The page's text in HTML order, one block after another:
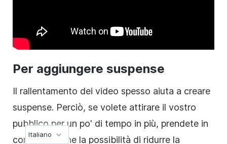
Per aggiungere suspense
Il rallentamento dei video spesso aiuta a creare
suspense. Perciò, se volete attirare il vostro
pubblico per un po' di tempo in più, prendete in
considerazione la possibilità di ridurre la
Italiano